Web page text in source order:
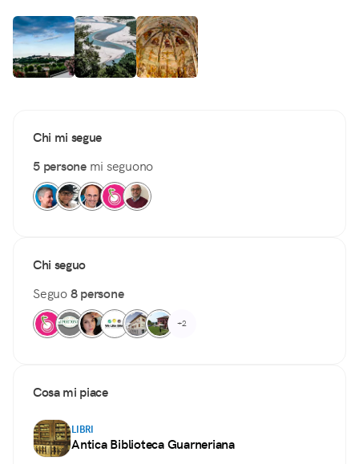
Chi mi segue
5 personemi seguono
Chi seguo
Seguo8 persone
+2
Cosa mi piace
LIBRI
Antica Biblioteca Guarneriana